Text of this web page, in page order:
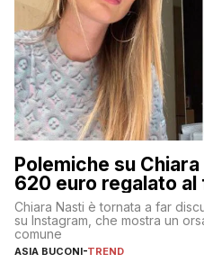
Polemiche su
620 euro regalato
Chiara Nasti è tornata a far
su Instagram, che mostra un
comune
ASIA BUCONI-TREND